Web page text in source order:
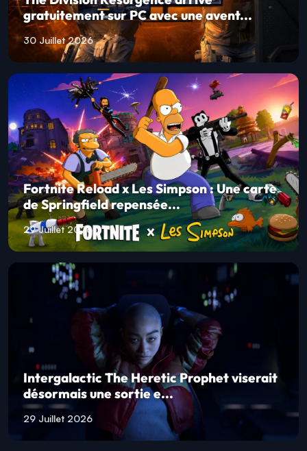
gratuitement sur PC avec une avent...
30 Juillet 2026
Fortnite Reload x Les Simpson : Une carte
de Springfield repensée...
29 Juillet 2026
Intergalactic The Heretic Prophet viserait
désormais une sortie e...
29 Juillet 2026